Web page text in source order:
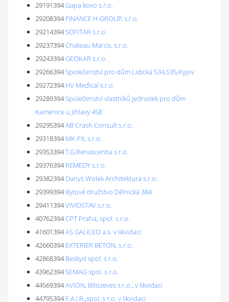
29191394Gapa kovo s.r.o.
29208394 FINANCE H-GROUP, s.r.o.
29214394SOFITAR s.r.o.
29237394Chateau Marco, s.r.o.
29243394GEOKAR s.r.o.
29266394Společenství pro dům Lidická 534,535,Kyjov
29272394 HV Medical s.r.o.
29289394Společenství vlastníků jednotek pro dům
Kamenice u Jihlavy 458
29295394AB Crash Consult s.r.o.
29318394 MK-Fit, s.r.o.
29353394T.G.Renascentia s.r.o.
29376394 REMEDY s.r.o.
29382394 Danyś Wolek Architektura s.r.o.
29399394 Bytové družstvo Dělnická 384
29411394VIVIDSTAV s.r.o.
40762394CPT Praha, spol. s r.o.
41601394AS GALILEO a.s. v likvidaci
42660394 EXTERIER BETON, s.r.o.
42868394 Beskyd spol. s r.o.
43962394SEMAG spol. s r.o.
44569394AVION, Bítozeves s.r.o., v likvidaci
44795394 F.A.I.R.,spol. s r.o. v likvidaci